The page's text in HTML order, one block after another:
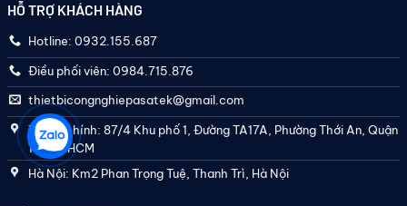
HỖ TRỢ KHÁCH HÀNG
Hotline: 0932.155.687
Điều phối viên: 0984.715.876
thietbicongnghiepasatek@gmail.com
Trụ sở chính: 87/4 Khu phố 1, Đường TA17A, Phường Thới An, Quận
12, TP. HCM
Hà Nội: Km2 Phan Trọng Tuệ, Thanh Trì, Hà Nội